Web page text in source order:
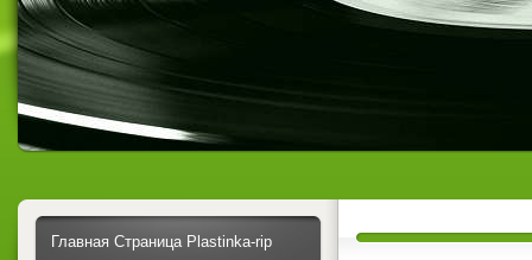
Главная Страница Plastinka-rip